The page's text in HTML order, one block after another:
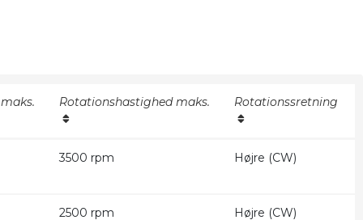
Rotationshastighed maks. Rotationssretning
3500 rpm Højre (CW)
2500 rpm Højre (CW)